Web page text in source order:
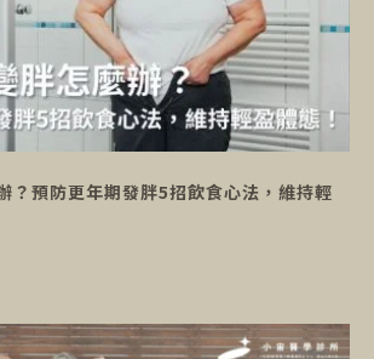
？預防更年期發胖5招飲食心法，維持輕